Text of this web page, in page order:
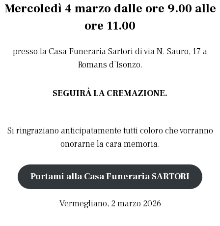
Mercoledì 4 marzo dalle ore 9.00 alle
ore 11.00
presso la Casa Funeraria Sartori di via N. Sauro, 17 a
Romans d’Isonzo.
SEGUIRÀ LA CREMAZIONE.
Si ringraziano anticipatamente tutti coloro che vorranno
onorarne la cara memoria.
Portami alla Casa Funeraria SARTORI
Vermegliano, 2 marzo 2026